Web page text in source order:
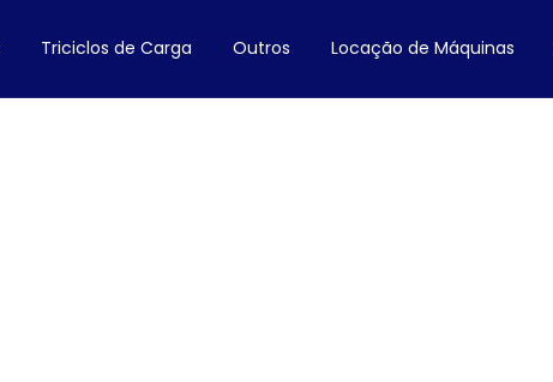
Triciclos de Carga Outros Locação de Máquinas